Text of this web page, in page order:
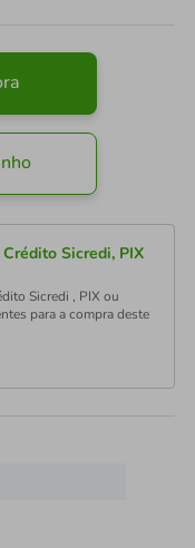
Sicredi, PIX
Sicredi , PIX ou
para a compra deste